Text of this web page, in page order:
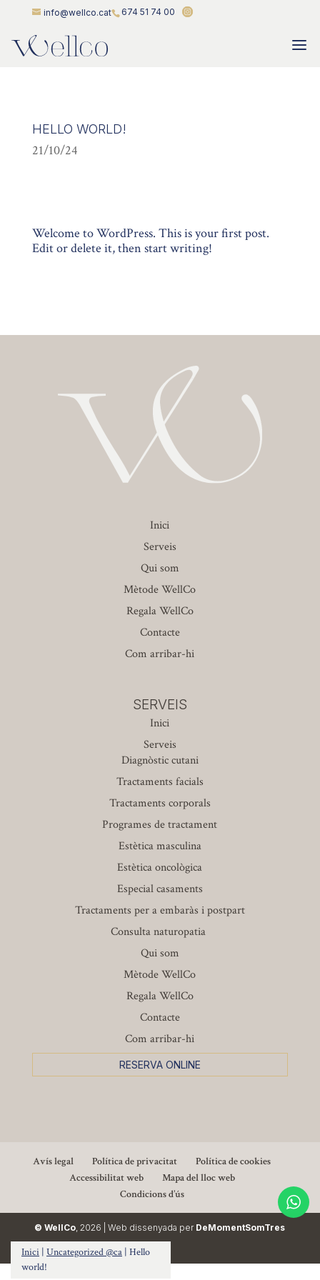
674 51 74 00
info@wellco.cat
Inici | Uncategorized @ca | Hello
world!
HELLO WORLD!
21/10/24
Welcome to WordPress. This is your first post.
Edit or delete it, then start writing!
Inici
Serveis
Qui som
Mètode WellCo
Regala WellCo
Contacte
Com arribar-hi
SERVEIS
Inici
Serveis
Diagnòstic cutani
Tractaments facials
Tractaments corporals
Programes de tractament
Estètica masculina
Estètica oncològica
Especial casaments
Tractaments per a embaràs i postpart
Consulta naturopatia
Qui som
Mètode WellCo
Regala WellCo
Contacte
Com arribar-hi
RESERVA ONLINE
Avís legal Política de privacitat
Política de cookies
Accessibilitat web
Mapa del lloc web
Condicions d’ús
© WellCo,2026 | Web dissenyada per DeMomentSomTres